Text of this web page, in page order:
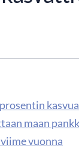
kasvua
maan
vuonna